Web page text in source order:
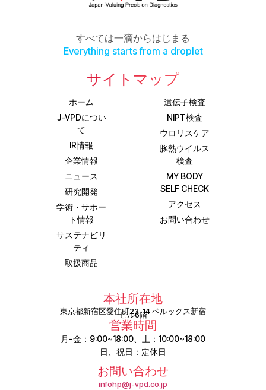
すべては一滴からはじまる
Everything starts from a droplet
サイトマップ
ホーム
J-VPDについ
て
IR情報
企業情報
ニュース
研究開発
学術・サポー
ト情報
サステナビリ
ティ
取扱商品
遺伝子検査
NIPT検査
ウロリスケア
豚熱ウイルス
検査
MY BODY
SELF CHECK
アクセス
お問い合わせ
本社所在地
東京都新宿区愛住町23-14 ベルックス新宿
ビル6階
営業時間
月-金：9:00~18:00、土：10:00~18:00
日、祝日：定休日
お問い合わせ
infohp@j-vpd.co.jp